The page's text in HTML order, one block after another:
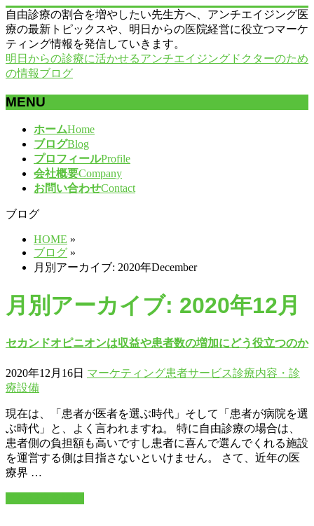
自由診療の割合を増やしたい先生方へ、アンチエイジング医
療の最新トピックスや、明日からの医院経営に役立つマーケ
ティング情報を発信していきます。
明日からの診療に活かせるアンチエイジングドクターのため
の情報ブログ
MENU
ば
ホームHome
ブログBlog
プロフィールProfile
会社概要Company
お問い合わせContact
ブログ
HOME »
ブログ »
月別アーカイブ: 2020年December
月別アーカイブ: 2020年12月
セカンドオピニオンは収益や患者数の増加にどう役立つのか
2020年12月16日 マーケティング患者サービス診療内容・診
療設備
現在は、「患者が医者を選ぶ時代」そして「患者が病院を選
ぶ時代」と、よく言われますね。 特に自由診療の場合は、
患者側の負担額も高いですし患者に喜んで選んでくれる施設
を運営する側は目指さないといけません。 さて、近年の医
療界 …